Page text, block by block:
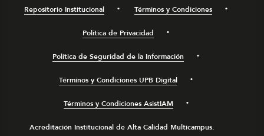
Repositorio Institucional Términos y Condiciones
Política de Privacidad
Política de Seguridad de la Información
Términos y Condiciones UPB Digital
Términos y Condiciones AsistIAM
Acreditación Institucional de Alta Calidad Multicampus.